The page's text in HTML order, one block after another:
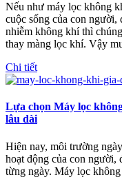
Nếu như máy lọc không
cuộc sống của con
nhiễm không khí thì
thay màng lọc khí. Vậy
Chi tiết
Lựa chọn Máy lọc
lâu dài
Hiện nay, môi trường
hoạt động của con người,
từng ngày. Máy lọc